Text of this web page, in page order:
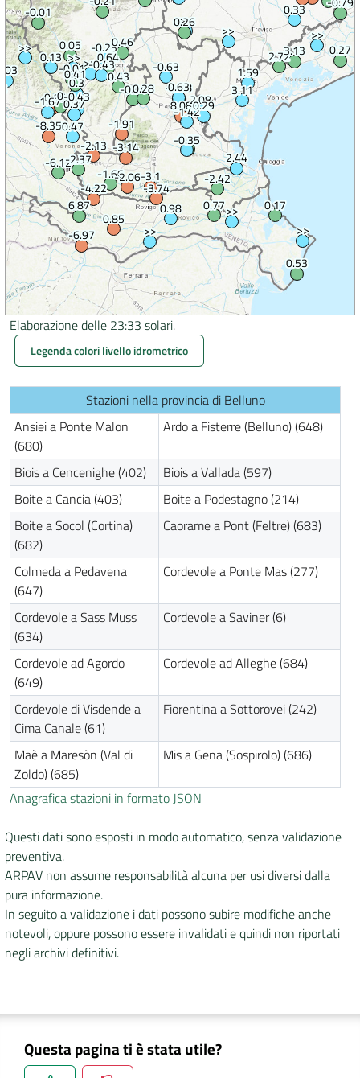
Elaborazione delle 23:33 solari.
Legenda colori livello idrometrico
Stazioni nella provincia di Belluno
Ansiei a Ponte Malon
(680)
Ardo a Fisterre (Belluno) (648)
Biois a Cencenighe (402)
Biois a Vallada (597)
Boite a Cancia (403)
Boite a Podestagno (214)
Boite a Socol (Cortina)
(682)
Caorame a Pont (Feltre) (683)
Colmeda a Pedavena
(647)
Cordevole a Ponte Mas (277)
Cordevole a Sass Muss
(634)
Cordevole a Saviner (6)
Cordevole ad Agordo
(649)
Cordevole ad Alleghe (684)
Cordevole di Visdende a
Cima Canale (61)
Fiorentina a Sottorovei (242)
Maè a Maresòn (Val di
Zoldo) (685)
Mis a Gena (Sospirolo) (686)
Padola a Santo Stefano
Piave a Belluno Ponte Vittoria
Piave a Busche (628)
Piave a Davestra (652)
Piave a Longarone (651)
Piave a Ponte della Lasta (406)
Piave a Quero (661)
Stizzon a Seren del
Grappa (650)
Turriga a Visome (Belluno) (687)
Voltabarozzo (334)
Nicolo' (595)
Bisatto a Vo' Vecchio
Anagrafica stazioni in formato JSON
Questi dati sono esposti in modo automatico, senza validazione
preventiva.
ARPAV non assume responsabilità alcuna per usi diversi dalla
pura informazione.
In seguito a validazione i dati possono subire modifiche anche
notevoli, oppure possono essere invalidati e quindi non riportati
negli archivi definitivi.
Questa pagina ti è stata utile?